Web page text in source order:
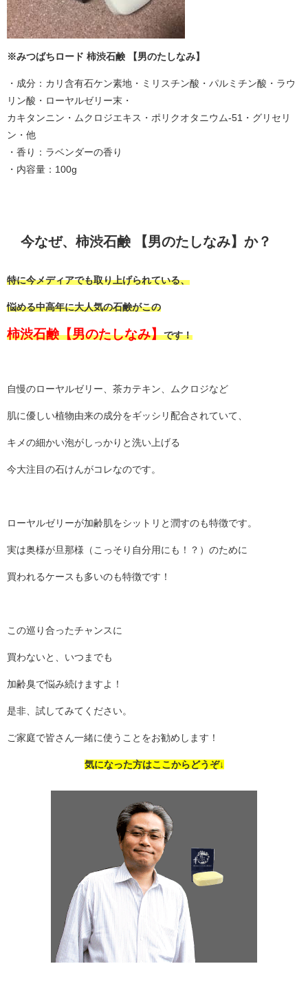
※みつばちロード 柿渋石鹸 【男のたしなみ】
・成分：カリ含有石ケン素地・ミリスチン酸・パルミチン酸・ラウ
リン酸・ローヤルゼリー末・
カキタンニン・ムクロジエキス・ポリクオタニウム-51・グリセリ
ン・他
・香り：ラベンダーの香り
・内容量：100g
今なぜ、柿渋石鹸 【男のたしなみ】か？
特に今メディアでも取り上げられている、
悩める中高年に大人気の石鹸がこの
柿渋石鹸【男のたしなみ】です！
自慢のローヤルゼリー、茶カテキン、ムクロジなど
肌に優しい植物由来の成分をギッシリ配合されていて、
キメの細かい泡がしっかりと洗い上げる
今大注目の石けんがコレなのです。
ローヤルゼリーが加齢肌をシットリと潤すのも特徴です。
実は奥様が旦那様（こっそり自分用にも！？）のために
買われるケースも多いのも特徴です！
この巡り合ったチャンスに
買わないと、いつまでも
加齢臭で悩み続けますよ！
是非、試してみてください。
ご家庭で皆さん一緒に使うことをお勧めします！
気になった方はここからどうぞ↓